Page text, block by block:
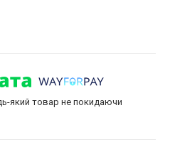
який товар не покидаючи